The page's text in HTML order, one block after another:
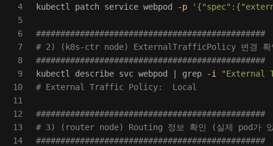
4
5
6
7
8
9
10
11
12
13
14
kubectl patch service webpod
-p
###############################################
# 2) (k8s-ctr node) ExternalTrafficPolicy 변경 확
###############################################
kubectl describe svc webpod | grep -i
"External
# External Traffic Policy:  Local
###############################################
# 3) (router node) Routing 정보 확인 (실제 pod가
###############################################